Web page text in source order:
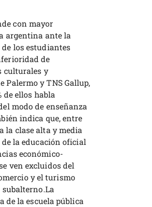
con mayor
argentina ante la
los estudiantes
de
culturales y
Palermo y TNS Gallup,
de ellos habla
modo de enseñanza
indica que, entre
la clase alta y media
la educación oficial
económico-
ven excluidos del
y el turismo
de la escuela pública